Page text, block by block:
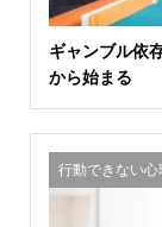
ギャンブル依
から始まる
行動できない